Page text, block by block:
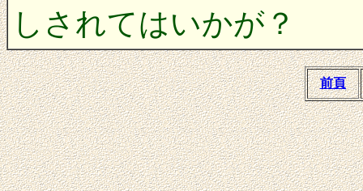
しされてはいかが？
前頁